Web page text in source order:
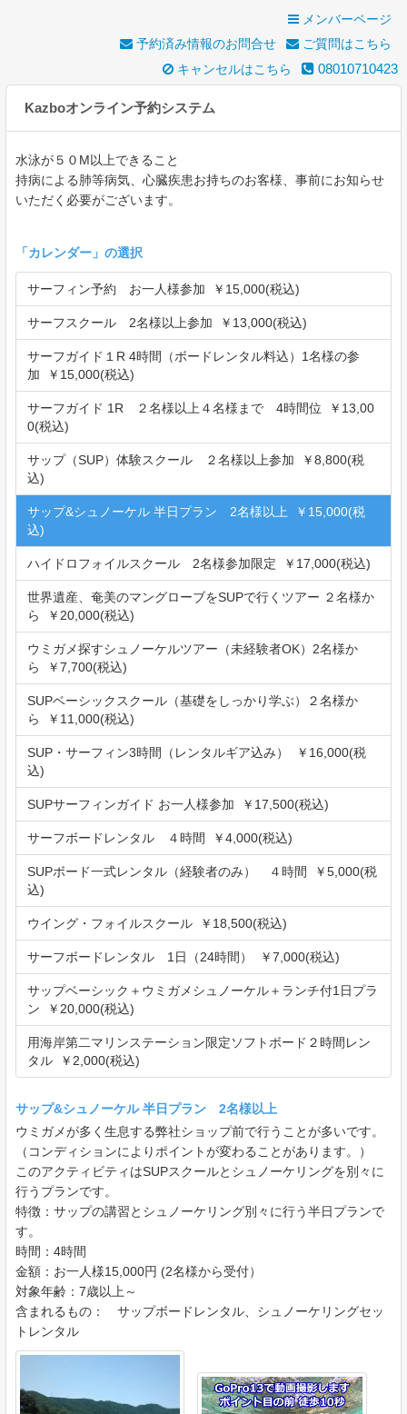
メンバーページ
予約済み情報のお問合せ
ご質問はこちら
キャンセルはこちら
08010710423
Kazboオンライン予約システム
水泳が５０M以上できること
持病による肺等病気、心臓疾患お持ちのお客様、事前にお知らせ
いただく必要がございます。
「カレンダー 」の選択
サーフィン予約 お一人様参加 ￥15,000(税込)
サーフスクール 2名様以上参加 ￥13,000(税込)
サーフガイド１R 4時間（ボードレンタル料込）1名様の参
加 ￥15,000(税込)
サーフガイド 1R ２名様以上４名様まで 4時間位 ￥13,00
0(税込)
サップ（SUP）体験スクール ２名様以上参加 ￥8,800(税
込)
サップ&シュノーケル 半日プラン 2名様以上 ￥15,000(税
込)
ハイドロフォイルスクール 2名様参加限定 ￥17,000(税込)
世界遺産、奄美のマングローブをSUPで行くツアー ２名様か
ら ￥20,000(税込)
ウミガメ探すシュノーケルツアー（未経験者OK）2名様か
ら ￥7,700(税込)
SUPベーシックスクール（基礎をしっかり学ぶ）２名様か
ら ￥11,000(税込)
SUP・サーフィン3時間（レンタルギア込み） ￥16,000(税
込)
SUPサーフィンガイド お一人様参加 ￥17,500(税込)
サーフボードレンタル ４時間 ￥4,000(税込)
SUPボード一式レンタル（経験者のみ） ４時間 ￥5,000(税
込)
ウイング・フォイルスクール ￥18,500(税込)
サーフボードレンタル 1日（24時間） ￥7,000(税込)
サップベーシック＋ウミガメシュノーケル＋ランチ付1日プラ
ン ￥20,000(税込)
用海岸第二マリンステーション限定ソフトボード２時間レン
タル ￥2,000(税込)
サップ&シュノーケル 半日プラン 2名様以上
ウミガメが多く生息する弊社ショップ前で行うことが多いです。
（コンディションによりポイントが変わることがあります。）
このアクティビティはSUPスクールとシュノーケリングを別々に
行うプランです。
特徴：サップの講習とシュノーケリング別々に行う半日プランで
す。
時間：4時間
金額：お一人様15,000円 (2名様から受付）
対象年齢：7歳以上～
含まれるもの： サップボードレンタル、シュノーケリングセッ
トレンタル